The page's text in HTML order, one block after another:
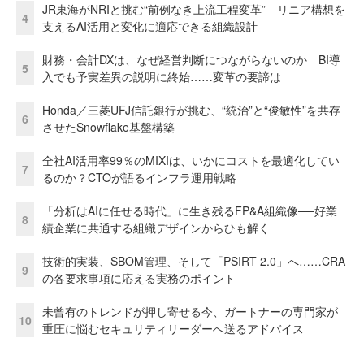
4
JR東海がNRIと挑む“前例なき上流工程変革” リニア構想を
支えるAI活用と変化に適応できる組織設計
5
財務・会計DXは、なぜ経営判断につながらないのか BI導
入でも予実差異の説明に終始……変革の要諦は
6
Honda／三菱UFJ信託銀行が挑む、“統治”と“俊敏性”を共存
させたSnowflake基盤構築
7
全社AI活用率99％のMIXIは、いかにコストを最適化してい
るのか？CTOが語るインフラ運用戦略
8
「分析はAIに任せる時代」に生き残るFP&A組織像──好業
績企業に共通する組織デザインからひも解く
9
技術的実装、SBOM管理、そして「PSIRT 2.0」へ……CRA
の各要求事項に応える実務のポイント
10
未曾有のトレンドが押し寄せる今、ガートナーの専門家が
重圧に悩むセキュリティリーダーへ送るアドバイス